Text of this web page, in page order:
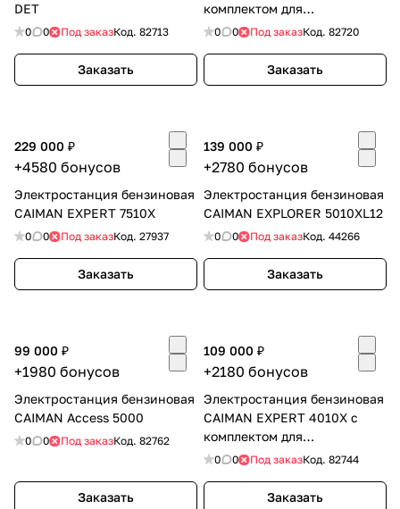
DET
0 0 Под заказКод. 82713
Заказать
комплектом для
транспортировки
0 0 Под заказКод. 82720
Заказать
229 000 ₽
+4580 бонусов
Электростанция бензиновая
CAIMAN EXPERT 7510X
0 0 Под заказКод. 27937
Заказать
139 000 ₽
+2780 бонусов
Электростанция бензиновая
CAIMAN EXPLORER 5010XL12
0 0 Под заказКод. 44266
Заказать
99 000 ₽
+1980 бонусов
Электростанция бензиновая
CAIMAN Access 5000
0 0 Под заказКод. 82762
Заказать
109 000 ₽
+2180 бонусов
Электростанция бензиновая
CAIMAN EXPERT 4010X с
комплектом для
транспортировки
0 0 Под заказКод. 82744
Заказать
раз в 2 недели